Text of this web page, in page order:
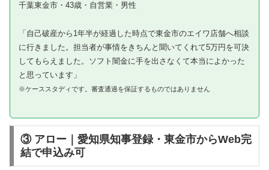
千葉東金市・43歳・自営業・男性
「自己破産から1年半が経過した時点で東金市のエイワ店舗へ相談
に行きました。担当者が事情をきちんと聞いてくれて5万円を可決
してもらえました。ソフト闇金に手を出さなくて本当によかった
と思っています」
※ケーススタディです。審査通過を保証するものではありません
③ アロー｜愛知県知事登録・東金市からWeb完
結で申込み可